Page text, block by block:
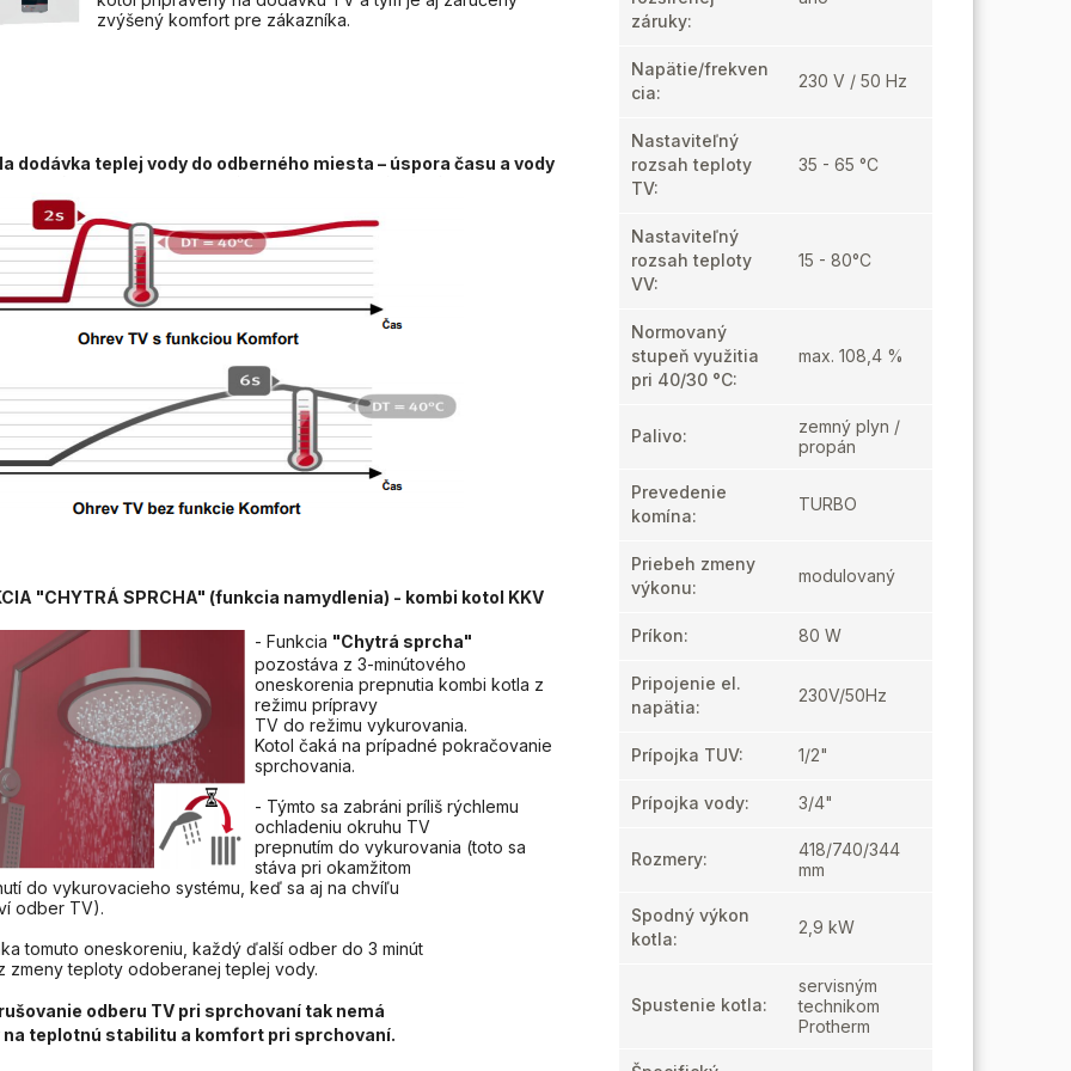
zvýšený komfort pre zákazníka.
dodávka teplej vody do odberného miesta – úspora času a vody
"CHYTRÁ SPRCHA" (funkcia namydlenia) - kombi kotol KKV
- Funkcia "Chytrá sprcha"
pozostáva z 3-minútového
oneskorenia prepnutia kombi kotla z
režimu prípravy
TV do režimu vykurovania.
Kotol čaká na prípadné pokračovanie
sprchovania.
- Týmto sa zabráni príliš rýchlemu
ochladeniu okruhu TV
prepnutím do vykurovania (toto sa
stáva pri okamžitom
do vykurovacieho systému, keď sa aj na chvíľu
odber TV).
tomuto oneskoreniu, každý ďalší odber do 3 minút
zmeny teploty odoberanej teplej vody.
odberu TV pri sprchovaní tak nemá
na teplotnú stabilitu a komfort pri sprchovaní.
záruky:
Napätie/frekven
cia:
230 V / 50 Hz
Nastaviteľný
rozsah teploty
TV:
35 - 65 °C
Nastaviteľný
rozsah teploty
VV:
15 - 80°C
Normovaný
stupeň využitia
pri 40/30 °C:
max. 108,4 %
Palivo:
zemný plyn /
propán
Prevedenie
komína:
TURBO
Priebeh zmeny
výkonu:
modulovaný
Príkon: 80 W
Pripojenie el.
napätia:
230V/50Hz
Prípojka TUV: 1/2"
Prípojka vody: 3/4"
Rozmery:
418/740/344
mm
Spodný výkon
kotla:
2,9 kW
Spustenie kotla:
servisným
technikom
Protherm